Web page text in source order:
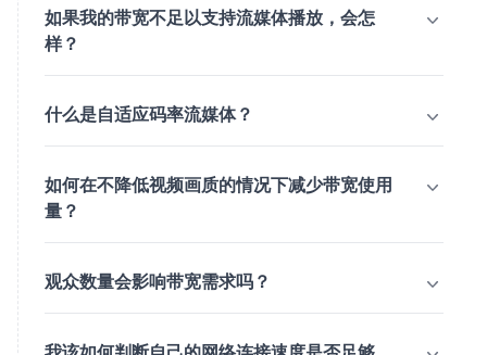
如果我的带宽不足以支持流媒体播放，会怎
样？
什么是自适应码率流媒体？
如何在不降低视频画质的情况下减少带宽使用
量？
观众数量会影响带宽需求吗？